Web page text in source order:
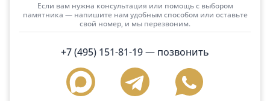
Если вам нужна консультация или помощь с выбором
памятника — напишите нам удобным способом или оставьте
свой номер, и мы перезвоним.
+7 (495) 151-81-19— позвонить